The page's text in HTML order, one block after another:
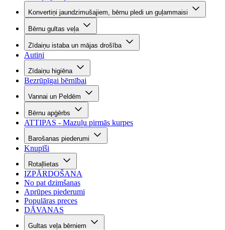
Konvertiņi jaundzimušajiem, bērnu pledi un guļammaisi
Bērnu gultas veļa
Zīdaiņu istaba un mājas drošība
Autiņi
Zīdaiņu higiēna
Bezrūpīgai bērnībai
Vannai un Peldēm
Bērnu apģērbs
ATTIPAS - Mazuļu pirmās kurpes
Barošanas piederumi
Knupīši
Rotaļlietas
IZPĀRDOŠANA
No pat dzimšanas
Aprūpes piederumi
Populāras preces
DĀVANAS
Gultas veļa bērniem